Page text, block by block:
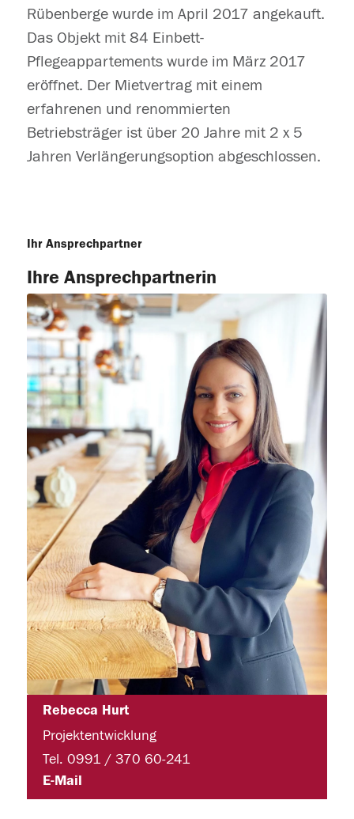
Rübenberge wurde im April 2017 angekauft.
Das Objekt mit 84 Einbett-
Pflegeappartements wurde im März 2017
eröffnet. Der Mietvertrag mit einem
erfahrenen und renommierten
Betriebsträger ist über 20 Jahre mit 2 x 5
Jahren Verlängerungsoption abgeschlossen.
Ihr Ansprechpartner
Ihre Ansprechpartnerin
Rebecca Hurt
Projektentwicklung
Tel. 0991 / 370 60-241
E-Mail